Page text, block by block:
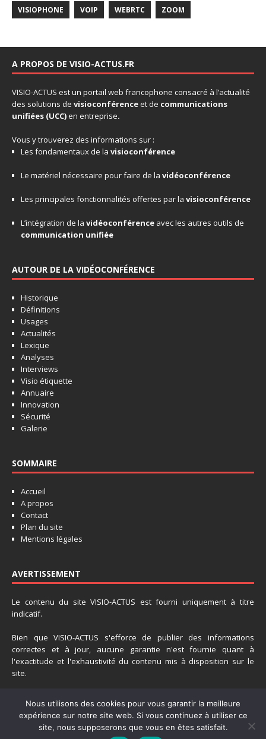
VISIOPHONE VOIP WEBRTC ZOOM
A PROPOS DE VISIO-ACTUS.FR
VISIO-ACTUS est un portail web francophone consacré à l’actualité
des solutions de visioconférenceet de communications
unifiées (UCC)en entreprise.
Vous y trouverez des informations sur :
Les fondamentaux de la visioconférence
Le matériel nécessaire pour faire de la vidéoconférence
Les principales fonctionnalités offertes par la visioconférence
L’intégration de la vidéoconférence avec les autres outils de
communication unifiée
AUTOUR DE LA VIDÉOCONFÉRENCE
Historique
Définitions
Usages
Actualités
Lexique
Analyses
Interviews
Visio étiquette
Annuaire
Innovation
Sécurité
Galerie
SOMMAIRE
Accueil
A propos
Contact
Plan du site
Mentions légales
AVERTISSEMENT
Le contenu du site VISIO-ACTUS est fourni uniquement à titre
indicatif.
Bien que VISIO-ACTUS s'efforce de publier des informations
correctes et à jour, aucune garantie n'est fournie quant à
l'exactitude et l'exhaustivité du contenu mis à disposition sur le
site.
cas de perte de données accidentelle suite à l'utilisation des
tutoriaux fournis sur ce site.
Nous utilisons des cookies pour vous garantir la meilleure
expérience sur notre site web. Si vous continuez à utiliser ce
site, nous supposerons que vous en êtes satisfait.